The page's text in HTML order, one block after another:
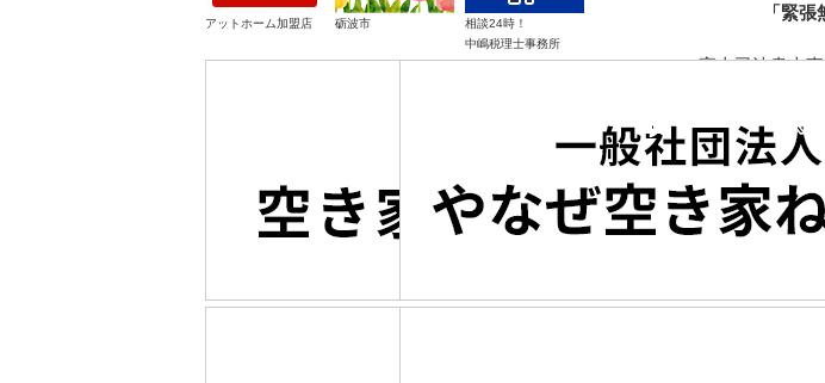
「緊
高山司法書士
Share
富山県内梅雨明
もぐったり！！
アットホーム加盟店 砺波市
相談24時！
中嶋税理士事務所